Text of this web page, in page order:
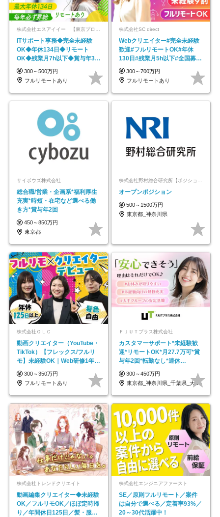
ITサポート事務◆完全未経験
OK◆年休134日◆リモート
OK◆残業月7h以下◆賞与年3回
◆5年目まで必ず昇給
300～500万円
フルリモートあり
株式会社SC direct
Webクリエイター#完全未経験
歓迎#フルリモートOK#年休
130日#残業月5h以下#全国募集
#最大1年の研修
300～700万円
フルリモートあり
サイボウズ株式会社
総合職/営業・企画系*福利厚生
充実*時短・在宅など選べる働
き方*賞与年2回
450～850万円
東京都
オープンポジション
500～1500万円
東京都_神奈川県
株式会社ＯＬＣ
動画クリエイター（YouTube・
TikTok）【フレックス/フルリ
モ】未経験OK｜Web研修1年間
｜副業OK
300～350万円
フルリモートあり
ＦＪＵＴプラス株式会社
カスタマーサポート*未経験歓
迎*リモートOK*月27.7万可*賞
与年2回*転勤なし*連休
OK/ZE010232
300～450万円
東京都_神奈川県_千葉県_大阪府_愛知県…
株式会社トレンドクリエイト
動画編集クリエイター◆未経験
OK／フルリモOK／ほぼ定時帰
り／年間休日125日／髪・服・
株式会社エンジニアファースト
SE／原則フルリモート／案件
は自分で選べる／定着率93%／
20～30代活躍中！